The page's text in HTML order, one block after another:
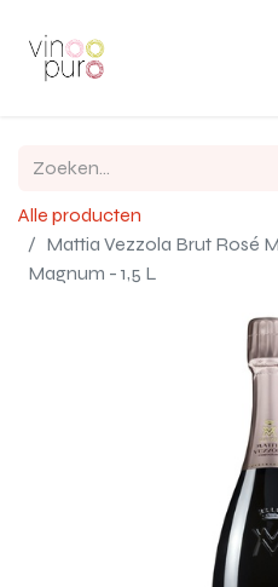
Alle producten
Mattia Vezzola Brut Rosé
Magnum - 1,5 L